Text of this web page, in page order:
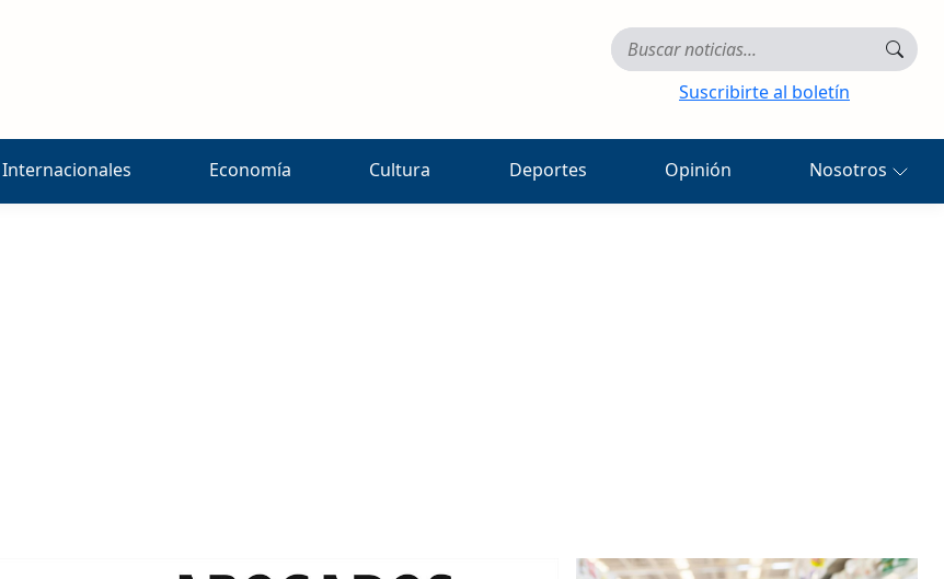
Suscribirte al boletín
Internacionales Economía Cultura Deportes Opinión Nosotros